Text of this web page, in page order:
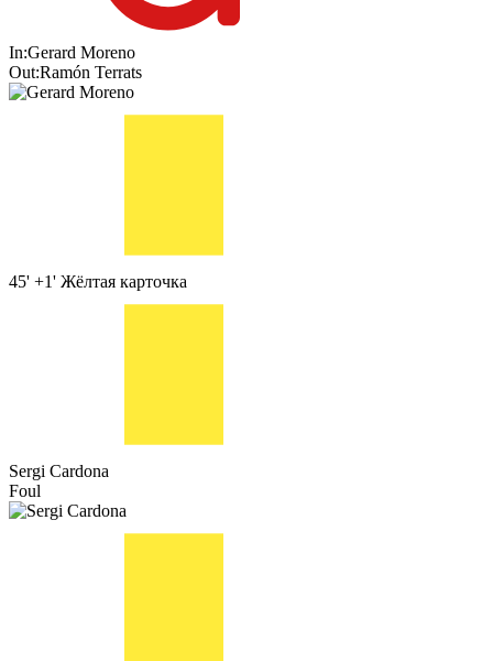
In:Gerard Moreno
Out:Ramón Terrats
45' +1' Жёлтая карточка
Sergi Cardona
Foul